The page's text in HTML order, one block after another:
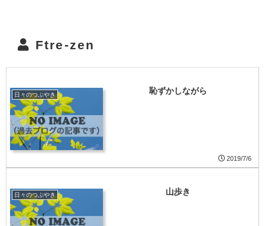
Ftre-zen
日々のつぶやき 恥ずかしながら
2019/7/6
日々のつぶやき 山歩き